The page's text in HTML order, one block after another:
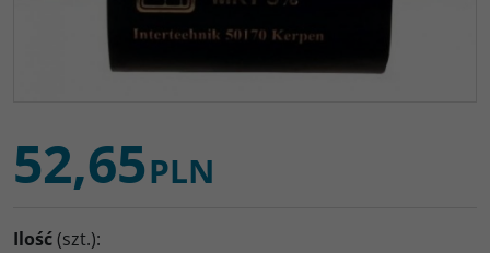
52,65PLN
Ilość(szt.):